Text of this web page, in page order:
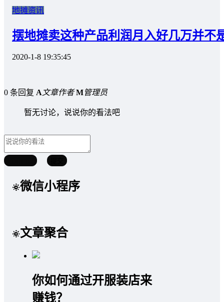
地摊资讯
摆地摊卖这种产品利润月入好几万并不
2020-1-8 19:35:45
0 条回复 A文章作者 M管理员
暂无讨论，说说你的看法吧
微信小程序
文章聚合
你如何通过开服装店来
赚钱？